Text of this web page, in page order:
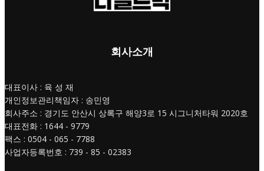
회사소개
대표이사 : 육 성 재
개인정보관리책임자 : 송민영
회사주소 : 경기도 안산시 상록구 해양3로 15 시그니처타워 2020호
대표전화 : 1644 - 9779
팩스 : 0504 - 065 - 7788
사업자등록번호 : 739 - 85 - 02383